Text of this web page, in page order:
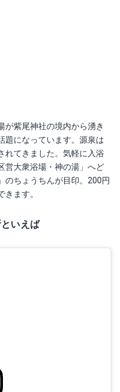
が紫尾神社の境内から湧き
題になっています。源泉は
れてきました。気軽に入浴
営大衆浴場・神の湯」へど
のちょうちんが目印。200円
ます。
いえば